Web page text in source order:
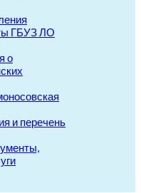
ГБУЗ ЛО
о
и перечень